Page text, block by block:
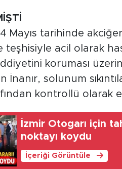
Mayıs tarihinde
acil olarak
koruması
İnanır, solunum
kontrollü olarak
İzmir Otogarı için
noktayı koydu
İçeriği Görüntüle